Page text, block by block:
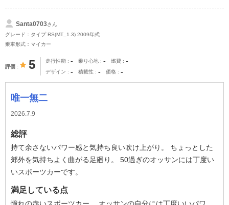
Santa0703さん
グレード：タイプ RS(MT_1.3) 2009年式
乗車形式：マイカー
評価 5 走行性能 - 乗り心地 - 燃費 -
デザイン - 積載性 - 価格 -
唯一無二
2026.7.9
総評
持て余さないパワー感と気持ち良い吹け上がり。 ちょっとした
郊外を気持ちよく曲がる足廻り。 50過ぎのオッサンには丁度い
いスポーツカーです。
満足している点